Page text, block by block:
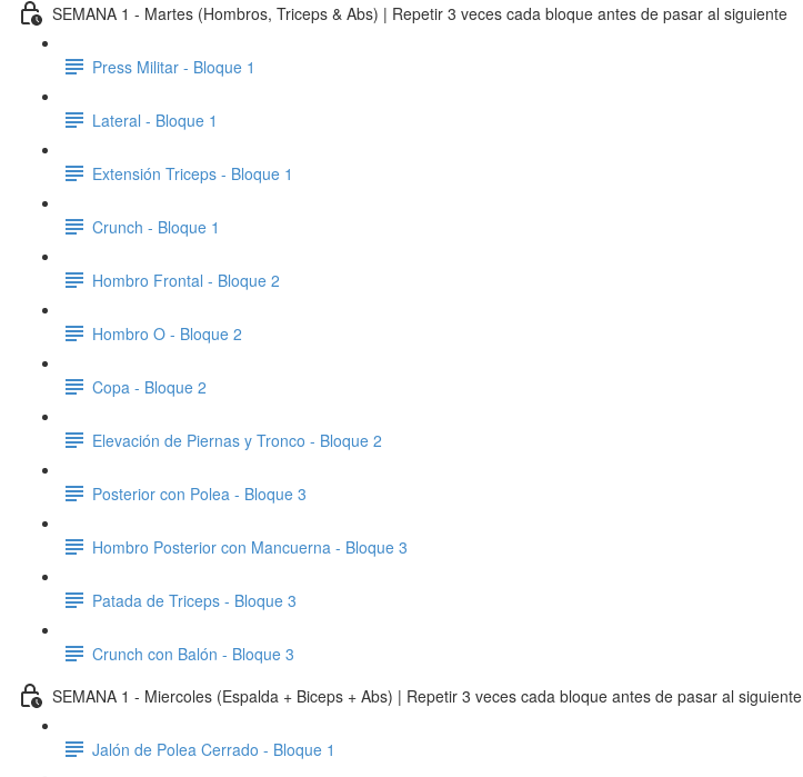
SEMANA 1 - Martes (Hombros, Triceps & Abs) | Repetir 3 veces cada bloque antes de pasar al siguiente
Press Militar - Bloque 1
Lateral - Bloque 1
Extensión Triceps - Bloque 1
Crunch - Bloque 1
Hombro Frontal - Bloque 2
Hombro O - Bloque 2
Copa - Bloque 2
Elevación de Piernas y Tronco - Bloque 2
Posterior con Polea - Bloque 3
Hombro Posterior con Mancuerna - Bloque 3
Patada de Triceps - Bloque 3
Crunch con Balón - Bloque 3
SEMANA 1 - Miercoles (Espalda + Biceps + Abs) | Repetir 3 veces cada bloque antes de pasar al siguiente
Jalón de Polea Cerrado - Bloque 1